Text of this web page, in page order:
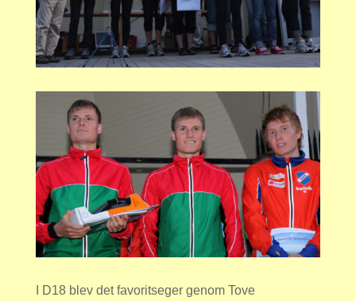
I D18 blev det favoritseger genom Tove